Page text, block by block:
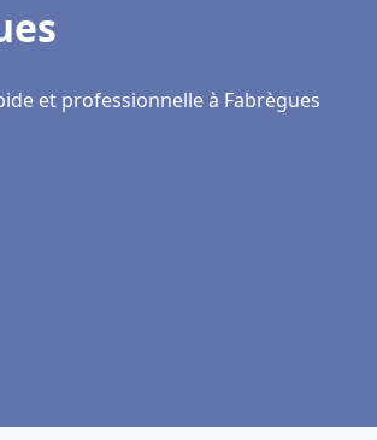
et professionnelle à Fabrègues